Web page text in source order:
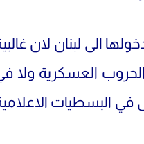
الى لبنان لان
العسكرية ولا
البسطيات